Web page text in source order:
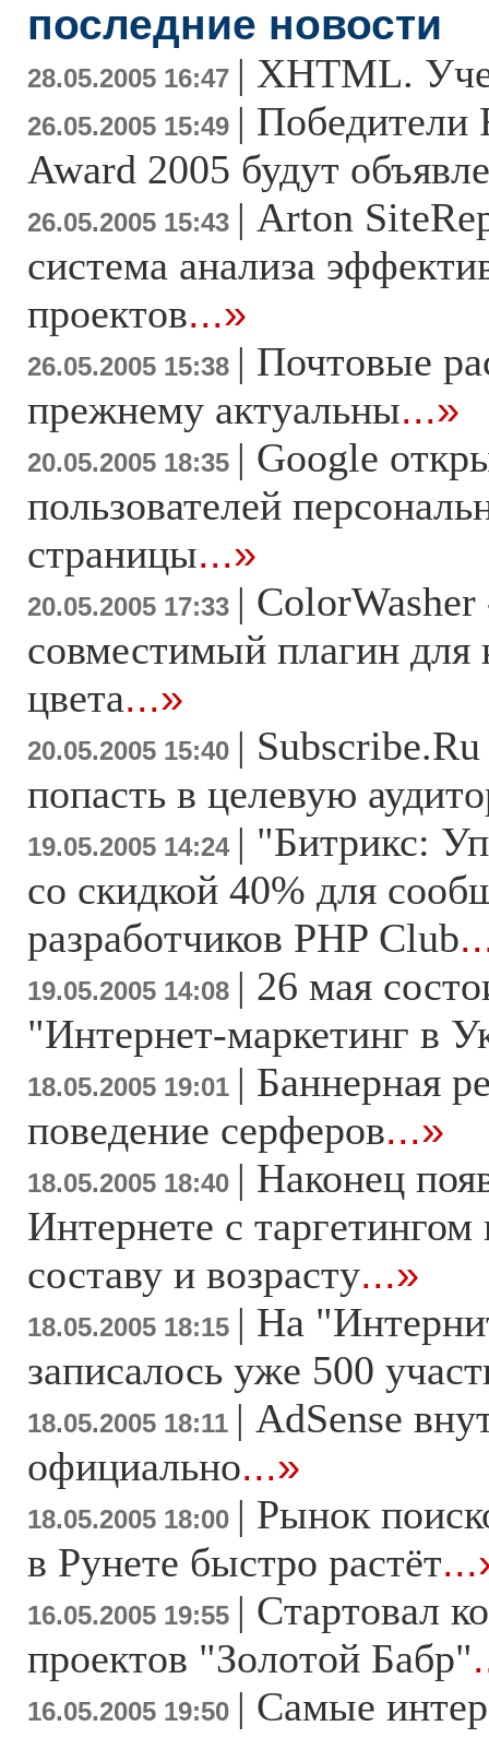
последние новости
28.05.2005 16:47 | XHTML.
26.05.2005 15:49 | Победители
Award 2005 будут
26.05.2005 15:43 | Arton
система анализа
проектов...»
26.05.2005 15:38 | Почтовые
прежнему актуальны...»
20.05.2005 18:35 | Google
пользователей
страницы...»
20.05.2005 17:33 |
совместимый плагин для
цвета...»
20.05.2005 15:40 | Subscribe.Ru
попасть в целевую
19.05.2005 14:24 | "Битрикс:
со скидкой 40% для
разработчиков PHP Club
19.05.2005 14:08 | 26 мая
"Интернет-маркетинг в
18.05.2005 19:01 | Баннерная
поведение серферов...»
18.05.2005 18:40 | Наконец
Интернете с
составу и возрасту...»
18.05.2005 18:15 | На
записалось уже 500
18.05.2005 18:11 | AdSense
официально...»
18.05.2005 18:00 | Рынок
в Рунете быстро растёт
16.05.2005 19:55 | Стартовал
проектов "Золотой Бабр"
16.05.2005 19:50 | Самые